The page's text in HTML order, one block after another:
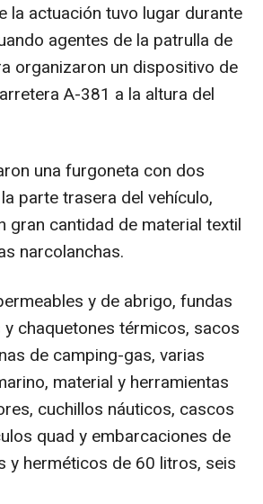
la actuación tuvo lugar durante
agentes de la patrulla de
organizaron un dispositivo de
A-381 a la altura del
una furgoneta con dos
parte trasera del vehículo,
cantidad de material textil
narcolanchas.
y de abrigo, fundas
chaquetones térmicos, sacos
de camping-gas, varias
material y herramientas
cuchillos náuticos, cascos
quad y embarcaciones de
y herméticos de 60 litros, seis